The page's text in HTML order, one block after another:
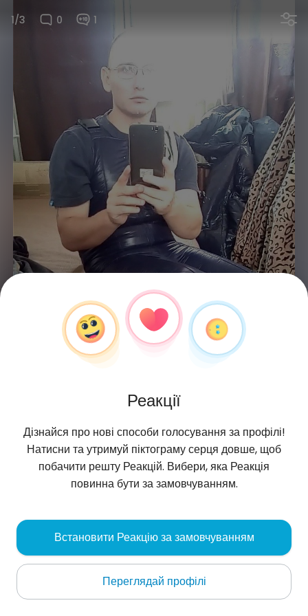
1/3 0 1
Granat83r , 43
Olsztyn
Zapoznam miłą-skromną dziewczynę .
Реакції
Дізнайся про нові способи голосування за профілі!
Натисни та утримуй піктограму серця довше, щоб
побачити решту Реакцій. Вибери, яка Реакція
повинна бути за замовчуванням.
Встановити Реакцію за замовчуванням
Переглядай профілі